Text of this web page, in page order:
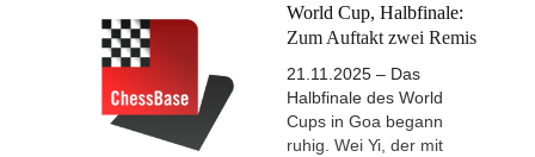
World Cup, Halbfinale:
Zum Auftakt zwei Remis
21.11.2025 – Das
Halbfinale des World
Cups in Goa begann
ruhig. Wei Yi, der mit